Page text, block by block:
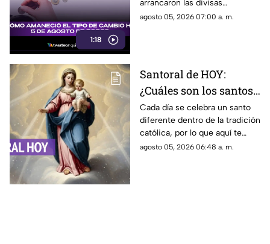
1:18
arrancaron las divisas
internacionales en el mercado.
agosto 05, 2026 07:00 a. m.
Santoral de HOY:
¿Cuáles son los santos
que se celebran este
miércoles 5 de agosto
de 2026?
Cada día se celebra un santo
diferente dentro de la tradición
católica, por lo que aquí te
compartimos el santoral
agosto 05, 2026 06:48 a. m.